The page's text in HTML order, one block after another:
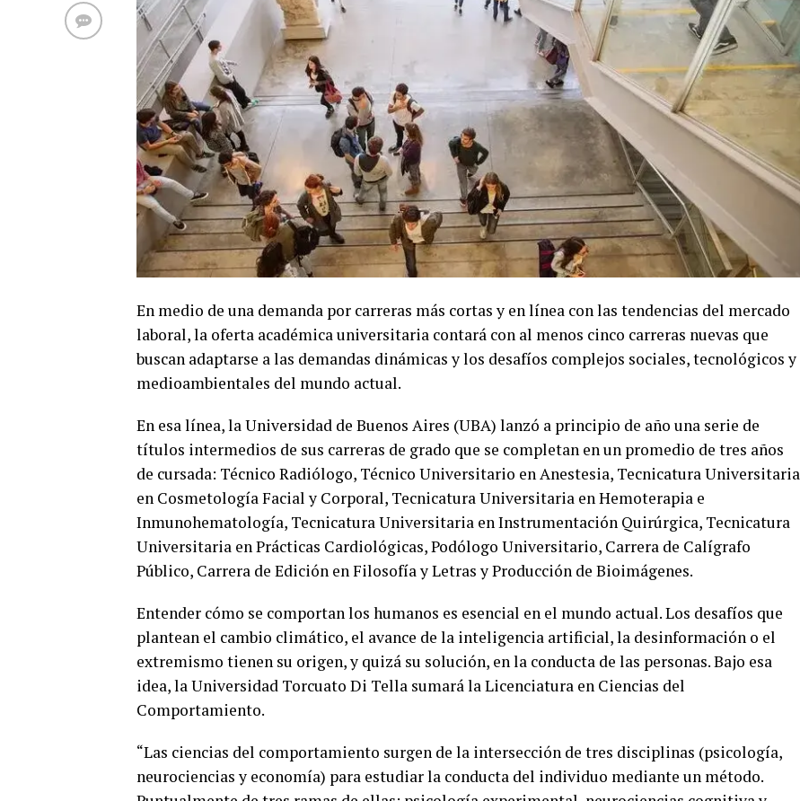
En medio de una demanda por carreras más cortas y en línea con las tendencias del mercado
laboral, la oferta académica universitaria contará con al menos cinco carreras nuevas que
buscan adaptarse a las demandas dinámicas y los desafíos complejos sociales, tecnológicos y
medioambientales del mundo actual.
En esa línea, la Universidad de Buenos Aires (UBA) lanzó a principio de año una serie de
títulos intermedios de sus carreras de grado que se completan en un promedio de tres años
de cursada: Técnico Radiólogo, Técnico Universitario en Anestesia, Tecnicatura Universitaria
en Cosmetología Facial y Corporal, Tecnicatura Universitaria en Hemoterapia e
Inmunohematología, Tecnicatura Universitaria en Instrumentación Quirúrgica, Tecnicatura
Universitaria en Prácticas Cardiológicas, Podólogo Universitario, Carrera de Calígrafo
Público, Carrera de Edición en Filosofía y Letras y Producción de Bioimágenes.
Entender cómo se comportan los humanos es esencial en el mundo actual. Los desafíos que
plantean el cambio climático, el avance de la inteligencia artificial, la desinformación o el
extremismo tienen su origen, y quizá su solución, en la conducta de las personas. Bajo esa
idea, la Universidad Torcuato Di Tella sumará la Licenciatura en Ciencias del
Comportamiento.
“Las ciencias del comportamiento surgen de la intersección de tres disciplinas (psicología,
neurociencias y economía) para estudiar la conducta del individuo mediante un método.